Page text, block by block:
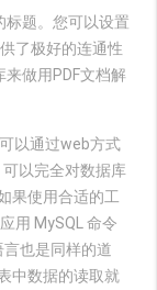
标题。您可以设置
了极好的连通性
做用PDF文档解
以通过web方式
以完全对数据库
果使用合适的工
用 MySQL 命令
言也是同样的道
中数据的读取就